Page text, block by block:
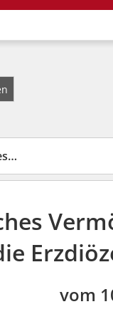
"*", Bsp. Pfarrer*,
vom